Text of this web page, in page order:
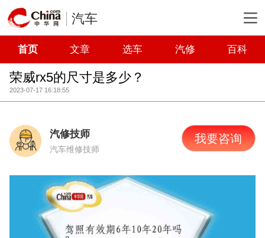
汽车
首页 文章 选车 汽修 百科
荣威rx5的尺寸是多少？
2023-07-17 16:18:55
汽修技师
汽车维修技师
我要咨询